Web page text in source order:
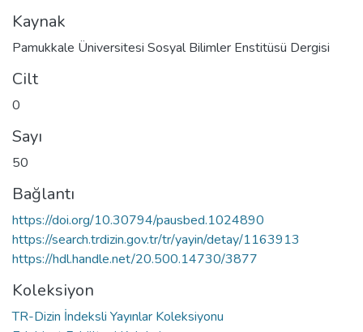
Kaynak
Pamukkale Üniversitesi Sosyal Bilimler Enstitüsü Dergisi
Cilt
0
Sayı
50
Bağlantı
https://doi.org/10.30794/pausbed.1024890
https://search.trdizin.gov.tr/tr/yayin/detay/1163913
https://hdl.handle.net/20.500.14730/3877
Koleksiyon
TR-Dizin İndeksli Yayınlar Koleksiyonu